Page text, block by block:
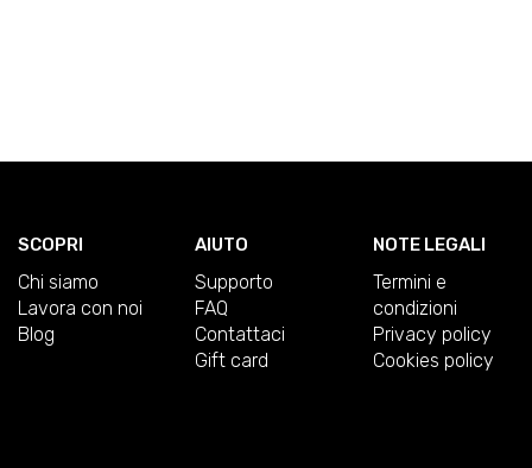
SCOPRI
Chi siamo
Lavora con noi
Blog
AIUTO
Supporto
FAQ
Contattaci
Gift card
NOTE LEGALI
Termini e
condizioni
Privacy policy
Cookies policy